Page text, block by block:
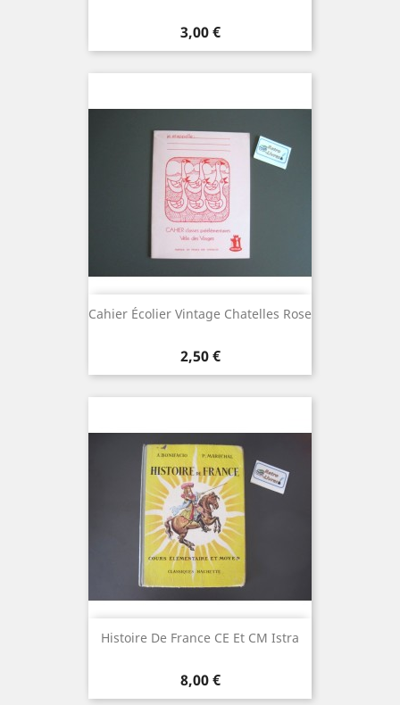
Prix
3,00 €
Cahier Écolier Vintage Chatelles Rose
Prix
2,50 €
Histoire De France CE Et CM Istra
Prix
8,00 €